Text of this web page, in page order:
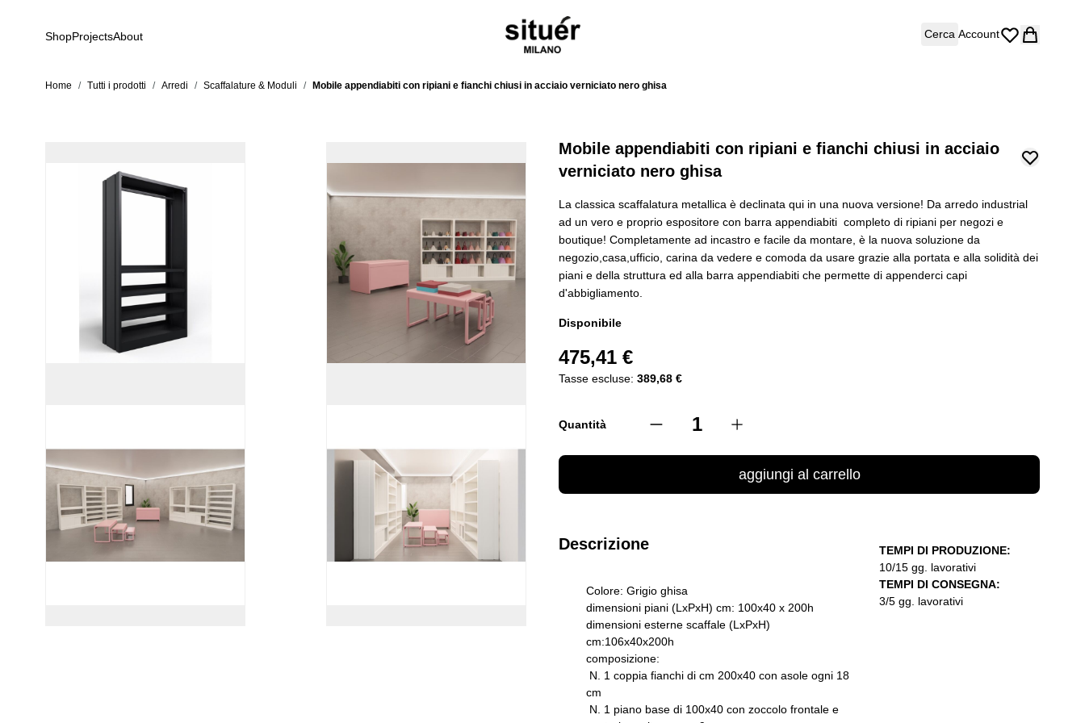
ShopProjectsAbout Cerca Account
Home / Tutti i prodotti / Arredi / Scaffalature & Moduli / Mobile appendiabiti con ripiani e fianchi chiusi in acciaio verniciato nero ghisa
Mobile appendiabiti con ripiani e fianchi chiusi in acciaio
verniciato nero ghisa
La classica scaffalatura metallica è declinata qui in una nuova versione! Da arredo industrial
ad un vero e proprio espositore con barra appendiabiti completo di ripiani per negozi e
boutique! Completamente ad incastro e facile da montare, è la nuova soluzione da
negozio,casa,ufficio, carina da vedere e comoda da usare grazie alla portata e alla solidità dei
piani e della struttura ed alla barra appendiabiti che permette di appenderci capi
d'abbigliamento.
Disponibile
475,41 €
Tasse escluse: 389,68 €
Quantità
aggiungi al carrello
Descrizione
Colore: Grigio ghisa
dimensioni piani (LxPxH) cm: 100x40 x 200h
dimensioni esterne scaffale (LxPxH)
cm:106x40x200h
composizione:
N. 1 coppia fianchi di cm 200x40 con asole ogni 18
cm
N. 1 piano base di 100x40 con zoccolo frontale e
TEMPI DI PRODUZIONE:
10/15 gg. lavorativi
TEMPI DI CONSEGNA:
3/5 gg. lavorativi